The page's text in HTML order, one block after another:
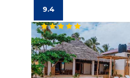
9.4